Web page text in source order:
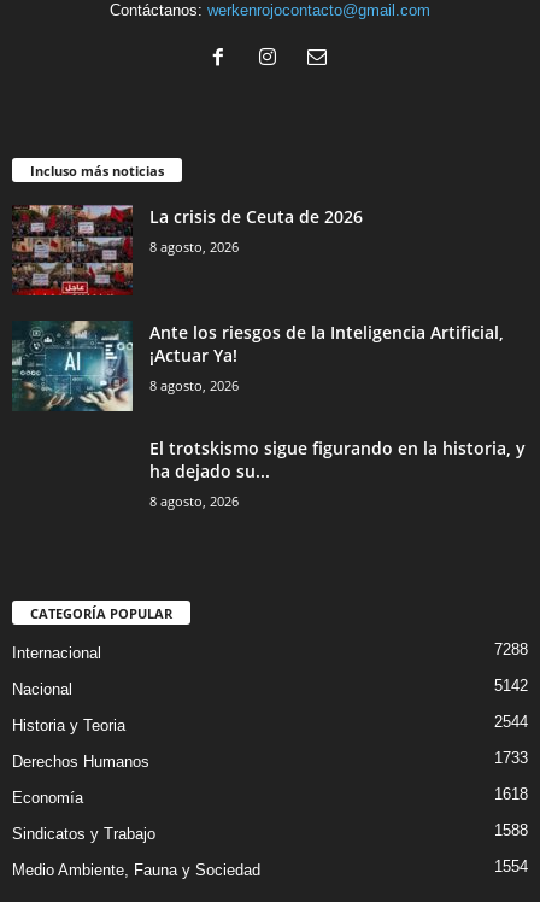
Contáctanos: werkenrojocontacto@gmail.com
Incluso más noticias
La crisis de Ceuta de 2026
8 agosto, 2026
Ante los riesgos de la Inteligencia Artificial,
¡Actuar Ya!
8 agosto, 2026
El trotskismo sigue figurando en la historia, y
ha dejado su...
8 agosto, 2026
CATEGORÍA POPULAR
Internacional 7288
Nacional 5142
Historia y Teoria 2544
Derechos Humanos 1733
Economía 1618
Sindicatos y Trabajo 1588
Medio Ambiente, Fauna y Sociedad 1554